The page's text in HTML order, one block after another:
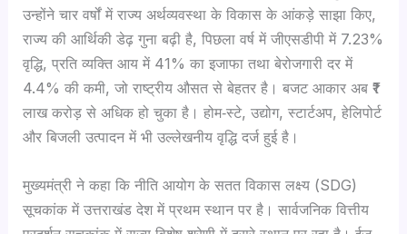
उन्होंने चार वर्षों में राज्य अर्थव्यवस्था के विकास के आंकड़े साझा किए,
राज्य की आर्थिकी डेढ़ गुना बढ़ी है, पिछला वर्ष में जीएसडीपी में 7.23%
वृद्धि, प्रति व्यक्ति आय में 41% का इजाफा तथा बेरोजगारी दर में
4.4% की कमी, जो राष्ट्रीय औसत से बेहतर है। बजट आकार अब ₹1
लाख करोड़ से अधिक हो चुका है। होम‑स्टे, उद्योग, स्टार्टअप, हेलिपोर्ट
और बिजली उत्पादन में भी उल्लेखनीय वृद्धि दर्ज हुई है।
मुख्यमंत्री ने कहा कि नीति आयोग के सतत विकास लक्ष्य (SDG)
सूचकांक में उत्तराखंड देश में प्रथम स्थान पर है। सार्वजनिक वित्तीय